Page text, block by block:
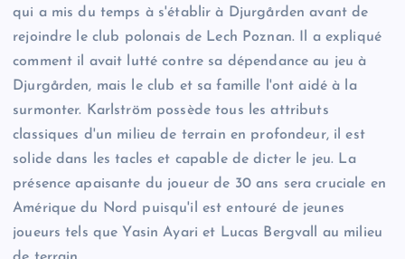
qui a mis du temps à s'établir à Djurgården avant de
rejoindre le club polonais de Lech Poznan. Il a expliqué
comment il avait lutté contre sa dépendance au jeu à
Djurgården, mais le club et sa famille l'ont aidé à la
surmonter. Karlström possède tous les attributs
classiques d'un milieu de terrain en profondeur, il est
solide dans les tacles et capable de dicter le jeu. La
présence apaisante du joueur de 30 ans sera cruciale en
Amérique du Nord puisqu'il est entouré de jeunes
joueurs tels que Yasin Ayari et Lucas Bergvall au milieu